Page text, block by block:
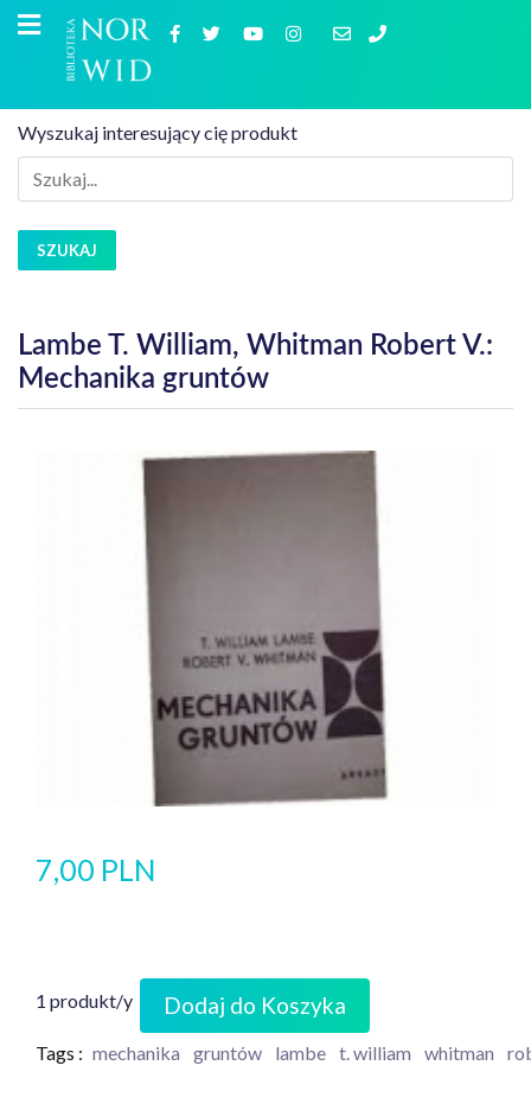
Wyszukaj interesujący cię produkt
SZUKAJ
Lambe T. William, Whitman Robert V.:
Mechanika gruntów
7,00 PLN
1 produkt/y Dodaj do Koszyka
Tags : mechanika gruntów lambe t. william whitman